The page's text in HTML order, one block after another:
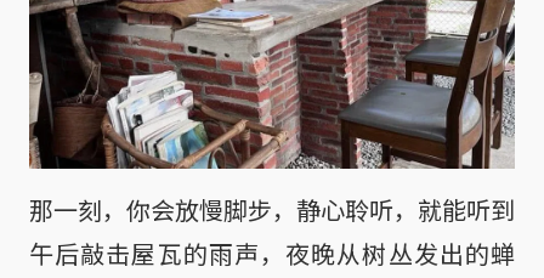
那一刻，你会放慢脚步，静心聆听，就能听到
午后敲击屋瓦的雨声，夜晚从树丛发出的蝉